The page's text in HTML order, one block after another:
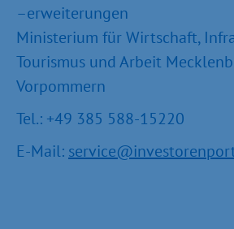
–erweiterungen
Ministerium für Wirtschaft,
Tourismus und Arbeit
Vorpommern
Tel.: +49 385 588-15220
E-Mail: